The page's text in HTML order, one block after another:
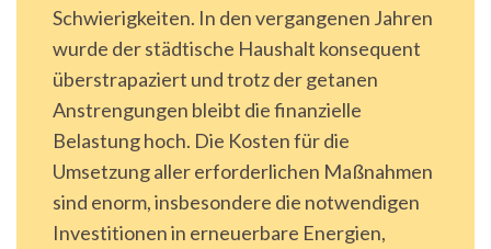
Schwierigkeiten. In den vergangenen Jahren
wurde der städtische Haushalt konsequent
überstrapaziert und trotz der getanen
Anstrengungen bleibt die finanzielle
Belastung hoch. Die Kosten für die
Umsetzung aller erforderlichen Maßnahmen
sind enorm, insbesondere die notwendigen
Investitionen in erneuerbare Energien,